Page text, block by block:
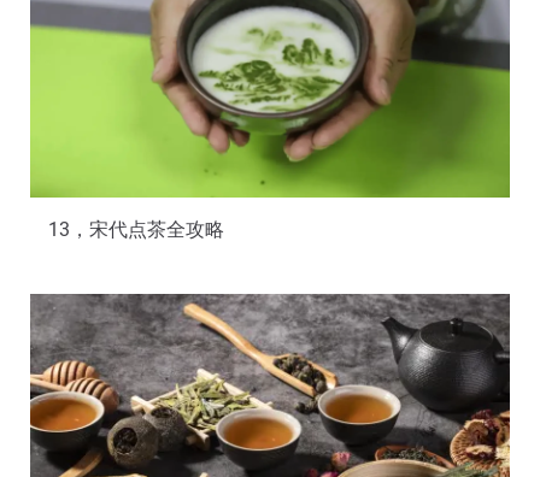
13，宋代点茶全攻略